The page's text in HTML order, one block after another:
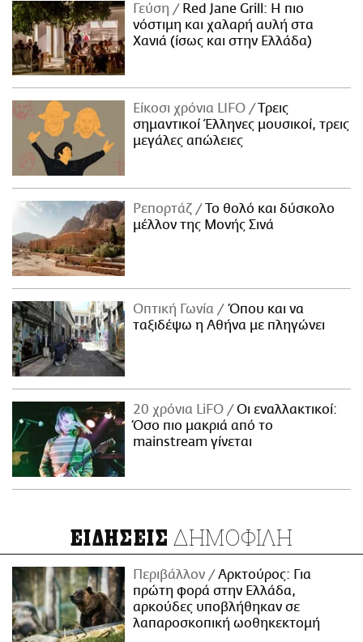
Γεύση
Red Jane Grill: Η πιο
νόστιμη και χαλαρή αυλή στα
Χανιά (ίσως και στην Ελλάδα)
Είκοσι χρόνια LIFO
Tρεις
σημαντικοί Έλληνες μουσικοί, τρεις
μεγάλες απώλειες
Ρεπορτάζ
Το θολό και δύσκολο
μέλλον της Μονής Σινά
Οπτική Γωνία
Όπου και να
ταξιδέψω η Αθήνα με πληγώνει
20 χρόνια LiFO
Οι εναλλακτικοί:
Όσο πιο μακριά από το
mainstream γίνεται
ΕΙΔΗΣΕΙΣ ΔΗΜΟΦΙΛΗ
Περιβάλλον
Αρκτούρος: Για
πρώτη φορά στην Ελλάδα,
αρκούδες υποβλήθηκαν σε
λαπαροσκοπική ωοθηκεκτομή